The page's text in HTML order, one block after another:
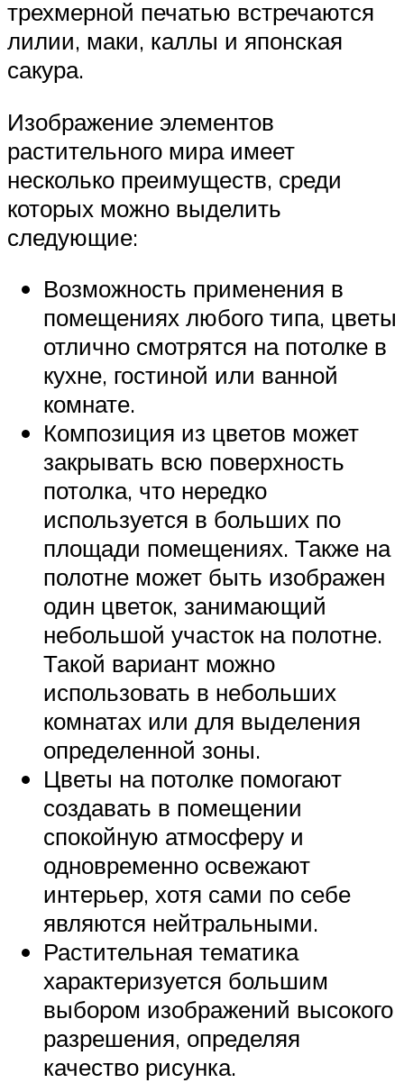
трехмерной печатью встречаются
лилии, маки, каллы и японская
сакура.
Изображение элементов
растительного мира имеет
несколько преимуществ, среди
которых можно выделить
следующие:
Возможность применения в
помещениях любого типа, цветы
отлично смотрятся на потолке в
кухне, гостиной или ванной
комнате.
Композиция из цветов может
закрывать всю поверхность
потолка, что нередко
используется в больших по
площади помещениях. Также на
полотне может быть изображен
один цветок, занимающий
небольшой участок на полотне.
Такой вариант можно
использовать в небольших
комнатах или для выделения
определенной зоны.
Цветы на потолке помогают
создавать в помещении
спокойную атмосферу и
одновременно освежают
интерьер, хотя сами по себе
являются нейтральными.
Растительная тематика
характеризуется большим
выбором изображений высокого
разрешения, определяя
качество рисунка.